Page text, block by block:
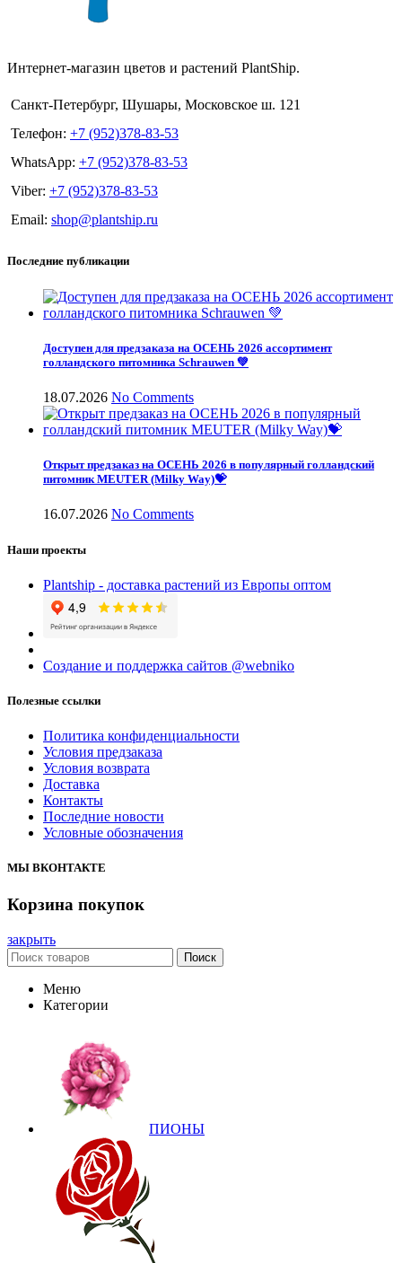
Интернет-магазин цветов и растений PlantShip.
Санкт-Петербург, Шушары, Московское ш. 121
Телефон: +7 (952)378-83-53
WhatsApp: +7 (952)378-83-53
Viber: +7 (952)378-83-53
Email: shop@plantship.ru
Последние публикации
Доступен для предзаказа на ОСЕНЬ 2026 ассортимент
голландского питомника Schrauwen 💚
18.07.2026 No Comments
Открыт предзаказ на ОСЕНЬ 2026 в популярный голландский
питомник MEUTER (Milky Way)💝
16.07.2026 No Comments
Наши проекты
Plantship - доставка растений из Европы оптом
Создание и поддержка сайтов @webniko
Полезные ссылки
Политика конфиденциальности
Условия предзаказа
Условия возврата
Доставка
Контакты
Последние новости
Условные обозначения
МЫ ВКОНТАКТЕ
Корзина покупок
закрыть
Поиск
Меню
Категории
ПИОНЫ